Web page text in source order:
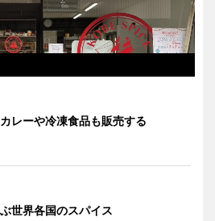
レーや冷凍食品も販売する
世界各国のスパイス